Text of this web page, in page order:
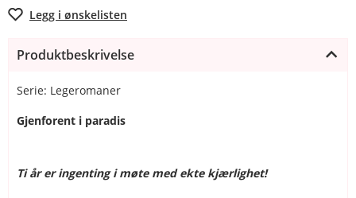
Legg i ønskelisten
Produktbeskrivelse
Serie: Legeromaner
Gjenforent i paradis
Ti år er ingenting i møte med ekte kjærlighet!